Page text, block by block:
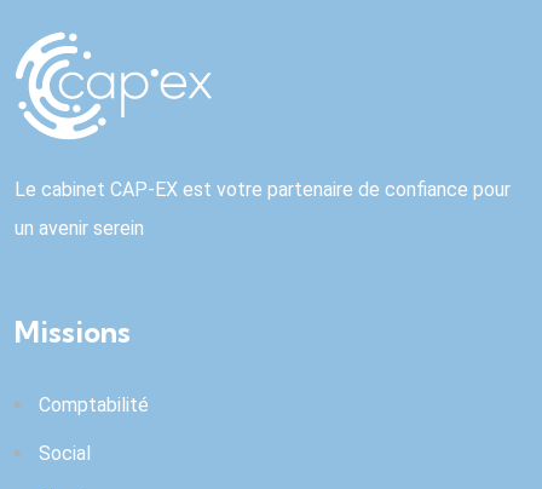
Le cabinet CAP-EX est votre partenaire de confiance pour
un avenir serein
Missions
Comptabilité
Social